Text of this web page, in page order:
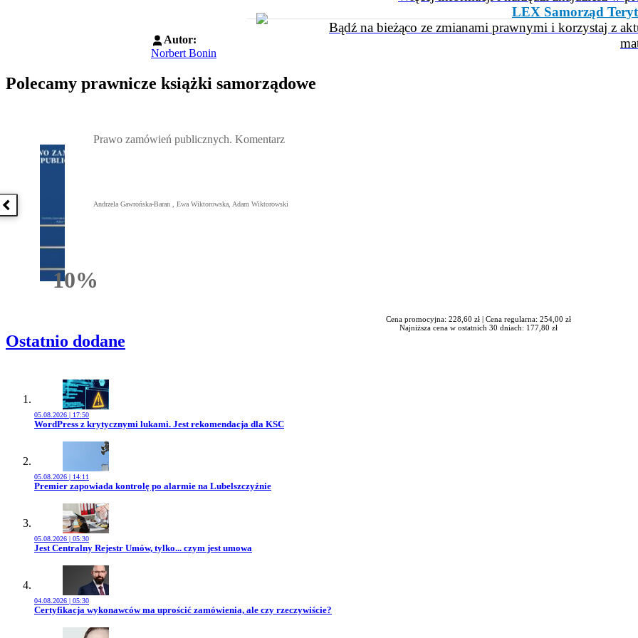
LEX Samorząd
Bądź na bieżąco ze zmianami prawnymi i korzystaj z
Autor:
Norbert Bonin
Polecamy prawnicze książki samorządowe
Poprzednia książka
10%Rabatu
Prawo zamówień publicznych. Komentarz
Andrzela Gawrońska-Baran , Ewa Wiktorowska, Adam Wiktorowski
Cena promocyjna: 228,60 zł | Cena regularna: 254,00 zł
Najniższa cena w ostatnich 30 dniach: 177,80 zł
Ostatnio dodane
05.08.2026 | 17:50
Przejdź do artykułu:
WordPress z krytycznymi lukami. Jest rekomendacja dla KSC
05.08.2026 | 14:11
Przejdź do artykułu:
Premier zapowiada kontrolę po alarmie na Lubelszczyźnie
05.08.2026 | 05:30
Przejdź do artykułu:
Jest Centralny Rejestr Umów, tylko... czym jest umowa
04.08.2026 | 05:30
Przejdź do artykułu:
Certyfikacja wykonawców ma uprościć zamówienia, ale czy rzeczywiście?